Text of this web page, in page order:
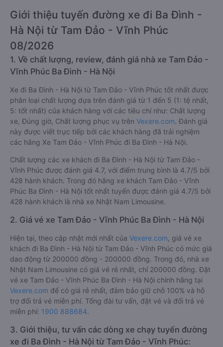
Giới thiệu tuyến đường xe đi Ba Đình -
Hà Nội từ Tam Đảo - Vĩnh Phúc
08/2026
1. Về chất lượng, review, đánh giá nhà xe Tam Đảo -
Vĩnh Phúc Ba Đình - Hà Nội
Xe đi Ba Đình - Hà Nội từ Tam Đảo - Vĩnh Phúc tốt nhất được
phân loại chất lượng dựa trên đánh giá từ 1 đến 5 (1: tệ nhất,
5: tốt nhất) của khách hàng với các tiêu chí như: Chất lượng
xe, Đúng giờ, Chất lượng phục vụ trên Vexere.com. Đánh giá
này được viết trực tiếp bởi các khách hàng đã trải nghiệm
các hãng Xe Tam Đảo - Vĩnh Phúc đi Ba Đình - Hà Nội.
Chất lượng các xe khách đi Ba Đình - Hà Nội từ Tam Đảo -
Vĩnh Phúc được đánh giá 4.7, với điểm trung bình là 4.7/5 bởi
428 hành khách. Trong đó hãng xe khách Tam Đảo - Vĩnh
Phúc Ba Đình - Hà Nội tốt nhất tuyến được đánh giá 4.7/5 bởi
428 hành khách là nhà xe Nhật Nam Limousine.
2. Giá vé xe Tam Đảo - Vĩnh Phúc Ba Đình - Hà Nội
Hiện tại, theo cập nhật mới nhất của Vexere.com , giá vé xe
khách đi Ba Đình - Hà Nội từ Tam Đảo - Vĩnh Phúc có mức giá
dao động từ 200000 đồng - 200000 đồng. Trong đó, nhà xe
Nhật Nam Limousine có giá vé rẻ nhất, chỉ 200000 đồng. Đặt
vé xe Tam Đảo - Vĩnh Phúc Ba Đình - Hà Nội chính hãng tại
Vexere.com để có giá rẻ nhất, đảm bảo giữ chỗ 100% và hỗ
trợ đổi trả vé miễn phí. Tổng đài tư vấn, đặt vé và đổi trả vé
miễn phí: 1900 888684.
3. Giới thiệu, tư vấn các dòng xe chạy tuyến đường
xe đi Ba Đình - Hà Nội từ Tam Đảo - Vĩnh Phúc: